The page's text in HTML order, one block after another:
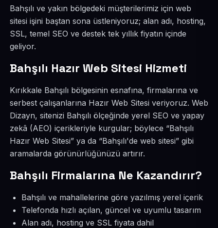
Bahşılı ve yakın bölgedeki müşterilerimiz için web
sitesi işini baştan sona üstleniyoruz; alan adı, hosting,
SSL, temel SEO ve destek tek yıllık fiyatın içinde
geliyor.
Bahşılı Hazır Web Sitesi Hizmeti
Kırıkkale Bahşılı bölgesinin esnafına, firmalarına ve
serbest çalışanlarına Hazır Web Sitesi veriyoruz. Web
Dizayn, sitenizi Bahşılı ölçeğinde yerel SEO ve yapay
zekâ (AEO) içerikleriyle kurgular; böylece “Bahşılı
Hazır Web Sitesi” ya da “Bahşılı'de web sitesi” gibi
aramalarda görünürlüğünüzü artırır.
Bahşılı Firmalarına Ne Kazandırır?
Bahşılı ve mahallelerine göre yazılmış yerel içerik
Telefonda hızlı açılan, güncel ve uyumlu tasarım
Alan adı, hosting ve SSL fiyata dahil